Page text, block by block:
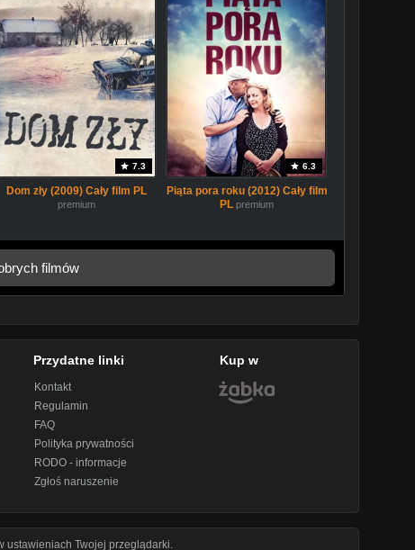
7.3
Dom zły (2009) Cały film PL
premium
6.3
Piąta pora roku (2012) Cały film
PL premium
filmów
Przydatne linki
Kontakt
Regulamin
FAQ
Polityka prywatności
RODO - informacje
Zgłoś naruszenie
Kup w
Twojej przeglądarki.